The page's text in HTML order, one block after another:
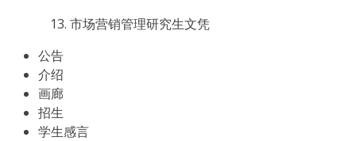
市场营销管理研究生文凭
公告
介绍
画廊
招生
学生感言